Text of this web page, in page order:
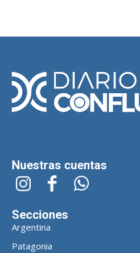
Nuestras cuentas
Secciones
Argentina
Patagonia